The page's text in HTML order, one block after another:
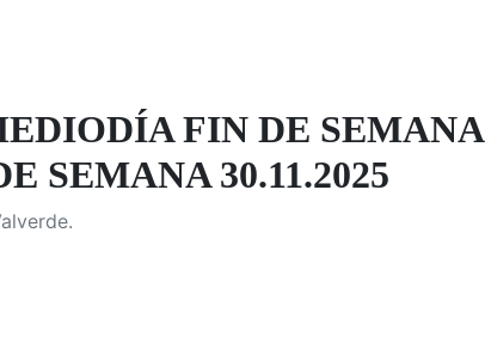
FIN DE
SEMANA 30.11.2025